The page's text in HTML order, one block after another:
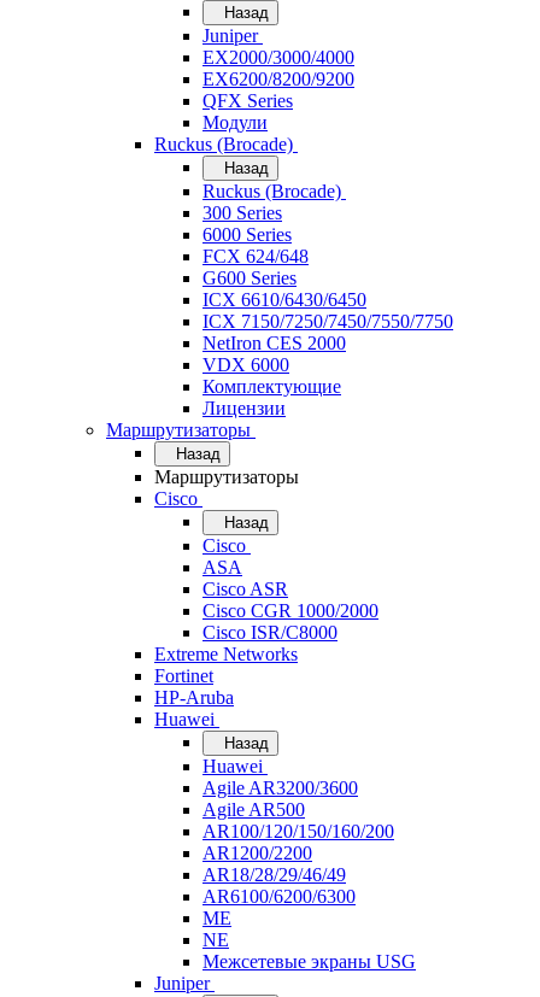
Назад
Juniper
EX2000/3000/4000
EX6200/8200/9200
QFX Series
Модули
Ruckus (Brocade)
Назад
Ruckus (Brocade)
300 Series
6000 Series
FCX 624/648
G600 Series
ICX 6610/6430/6450
ICX 7150/7250/7450/7550/7750
NetIron CES 2000
VDX 6000
Комплектующие
Лицензии
Маршрутизаторы
Назад
Маршрутизаторы
Cisco
Назад
Cisco
ASA
Cisco ASR
Cisco CGR 1000/2000
Cisco ISR/С8000
Extreme Networks
Fortinet
HP-Aruba
Huawei
Назад
Huawei
Agile AR3200/3600
Agile AR500
AR100/120/150/160/200
AR1200/2200
AR18/28/29/46/49
AR6100/6200/6300
ME
NE
Межсетевые экраны USG
Juniper